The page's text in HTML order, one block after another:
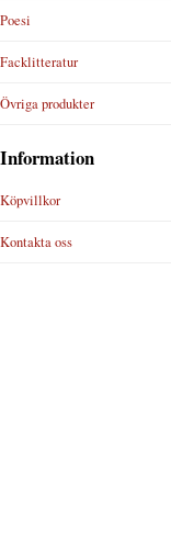
Poesi
Facklitteratur
Övriga produkter
Information
Köpvillkor
Kontakta oss